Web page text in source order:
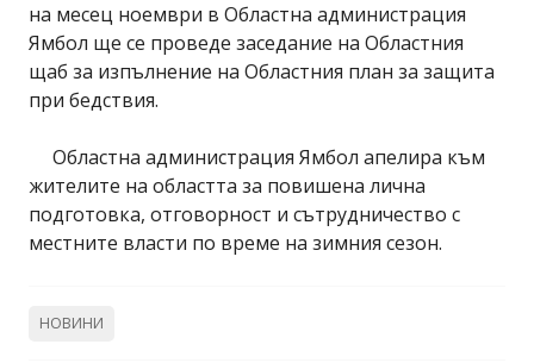
на месец ноември в Областна администрация
Ямбол ще се проведе заседание на Областния
щаб за изпълнение на Областния план за защита
при бедствия.
Областна администрация Ямбол апелира към
жителите на областта за повишена лична
подготовка, отговорност и сътрудничество с
местните власти по време на зимния сезон.
НОВИНИ